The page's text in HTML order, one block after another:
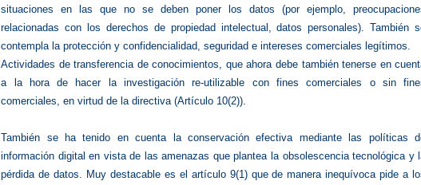
situaciones en las que no se deben poner los datos (por ejemplo,
relacionadas con los derechos de propiedad intelectual, datos personales). También
contempla la protección y confidencialidad, seguridad e intereses comerciales legítimos.
Actividades de transferencia de conocimientos, que ahora debe también tenerse en
a la hora de hacer la investigación re-utilizable con fines comerciales o sin
comerciales, en virtud de la directiva (Artículo 10(2)).
También se ha tenido en cuenta la conservación efectiva mediante las políticas
información digital en vista de las amenazas que plantea la obsolescencia tecnológica y
pérdida de datos. Muy destacable es el artículo 9(1) que de manera inequívoca pide a